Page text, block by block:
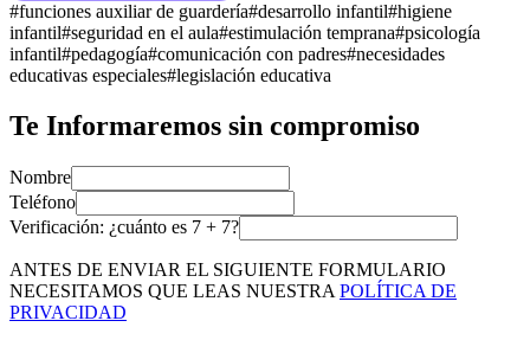
#funciones auxiliar de guardería#desarrollo infantil#higiene
infantil#seguridad en el aula#estimulación temprana#psicología
infantil#pedagogía#comunicación con padres#necesidades
educativas especiales#legislación educativa
Te Informaremos sin compromiso
Nombre
Teléfono
Verificación: ¿cuánto es 7 + 7?
ANTES DE ENVIAR EL SIGUIENTE FORMULARIO
NECESITAMOS QUE LEAS NUESTRA POLÍTICA DE
PRIVACIDAD